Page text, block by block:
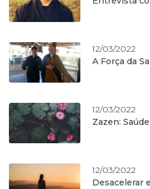
12/03/2022
A Força da
12/03/2022
Zazen:
12/03/2022
Desacelerar